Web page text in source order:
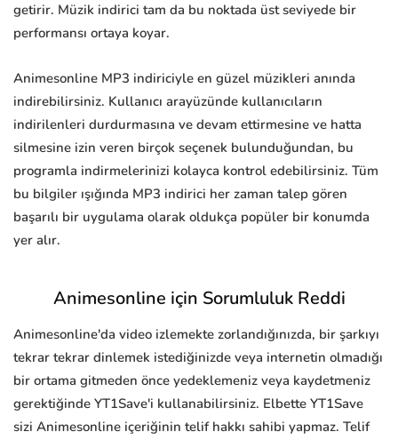
getirir. Müzik indirici tam da bu noktada üst seviyede bir
performansı ortaya koyar.
Animesonline MP3 indiriciyle en güzel müzikleri anında
indirebilirsiniz. Kullanıcı arayüzünde kullanıcıların
indirilenleri durdurmasına ve devam ettirmesine ve hatta
silmesine izin veren birçok seçenek bulunduğundan, bu
programla indirmelerinizi kolayca kontrol edebilirsiniz. Tüm
bu bilgiler ışığında MP3 indirici her zaman talep gören
başarılı bir uygulama olarak oldukça popüler bir konumda
yer alır.
Animesonline için Sorumluluk Reddi
Animesonline'da video izlemekte zorlandığınızda, bir şarkıyı
tekrar tekrar dinlemek istediğinizde veya internetin olmadığı
bir ortama gitmeden önce yedeklemeniz veya kaydetmeniz
gerektiğinde YT1Save'i kullanabilirsiniz. Elbette YT1Save
sizi Animesonline içeriğinin telif hakkı sahibi yapmaz. Telif